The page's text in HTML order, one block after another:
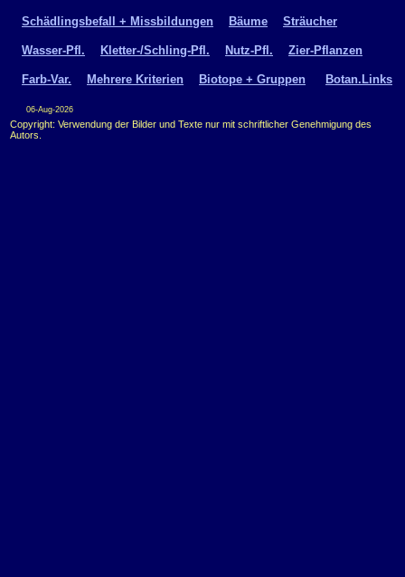
Schädlingsbefall + Missbildungen Bäume Sträucher
Wasser-Pfl. Kletter-/Schling-Pfl. Nutz-Pfl. Zier-Pflanzen
Farb-Var. Mehrere Kriterien Biotope + Gruppen Botan.Links
06-Aug-2026
Copyright: Verwendung der Bilder und Texte nur mit schriftlicher Genehmigung des
Autors.